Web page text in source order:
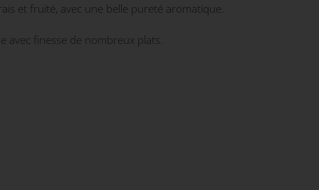
et fruité, avec une belle pureté aromatique.
avec finesse de nombreux plats.